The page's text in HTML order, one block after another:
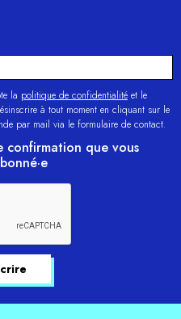
la politique de confidentialité et le
à tout moment en cliquant sur le
par mail via le formulaire de contact.
confirmation que vous